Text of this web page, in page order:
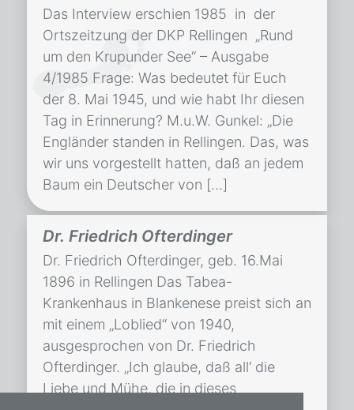
Das Interview erschien 1985 in der
Ortszeitzung der DKP Rellingen „Rund
um den Krupunder See“ – Ausgabe
4/1985 Frage: Was bedeutet für Euch
der 8. Mai 1945, und wie habt Ihr diesen
Tag in Erinnerung? M.u.W. Gunkel: „Die
Engländer standen in Rellingen. Das, was
wir uns vorgestellt hatten, daß an jedem
Baum ein Deutscher von […]
Dr. Friedrich Ofterdinger
Dr. Friedrich Ofterdinger, geb. 16.Mai
1896 in Rellingen Das Tabea-
Krankenhaus in Blankenese preist sich an
mit einem „Loblied“ von 1940,
ausgesprochen von Dr. Friedrich
Ofterdinger. „Ich glaube, daß all‘ die
Liebe und Mühe, die in dieses